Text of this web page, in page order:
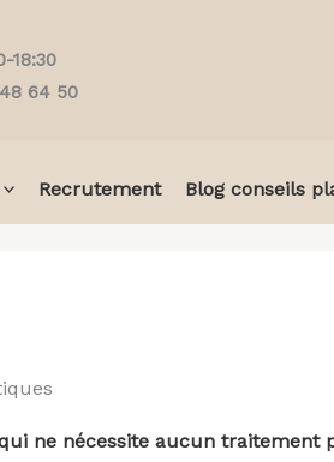
18:30
64 50
Recrutement Blog conseils
ne nécessite aucun traitement